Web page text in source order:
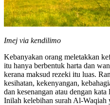
Imej via kendilimo
Kebanyakan orang meletakkan
itu hanya berbentuk harta dan
kerana maksud rezeki itu luas.
kesihatan, kekenyangan,
dan kesenangan atau dengan
Inilah kelebihan surah Al-Waqiah